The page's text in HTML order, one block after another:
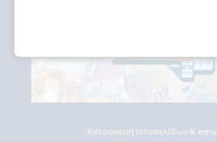
Κατασκευή Ιστοσελίδων &